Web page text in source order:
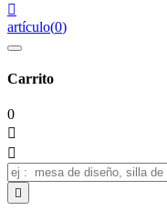

artículo(0)
Carrito
0


